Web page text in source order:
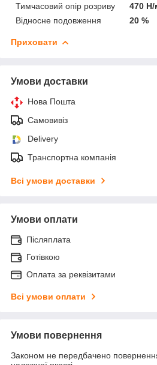
Тимчасовий опір розриву
470
Відносне подовження
20 %
Приховати
Умови доставки
Нова Пошта
Самовивіз
Delivery
Транспортна компанія
Всі умови доставки
Умови оплати
Післяплата
Готівкою
Оплата за реквізитами
Всі умови оплати
Умови повернення
Законом не передбачено